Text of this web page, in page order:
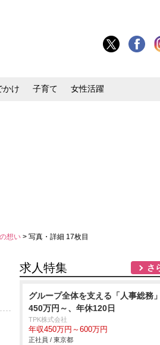
かけ 子育て 女性活躍
想い > 写真・詳細 17枚目
求人特集 さ
グループ全体を支える「人事総務
450万円～、年休120日
TPK株式会社
年収450万円～600万円
正社員 / 東京都